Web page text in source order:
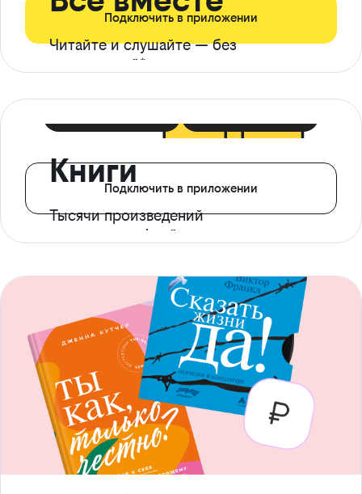
Читайте и слушайте — без
ограничений*
Подключить в приложении
Книги
Тысячи произведений
с доступом офлайн
Подключить в приложении